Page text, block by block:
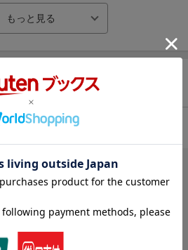
”の中！？
リーズ最新作
ため、ルイージの“夢”の中を舞台に、
ます。
世界を行き来して冒険します。
き道を突き進む
メージ
界に変化を起こす
イナミックに攻撃
ったと評価しています
4